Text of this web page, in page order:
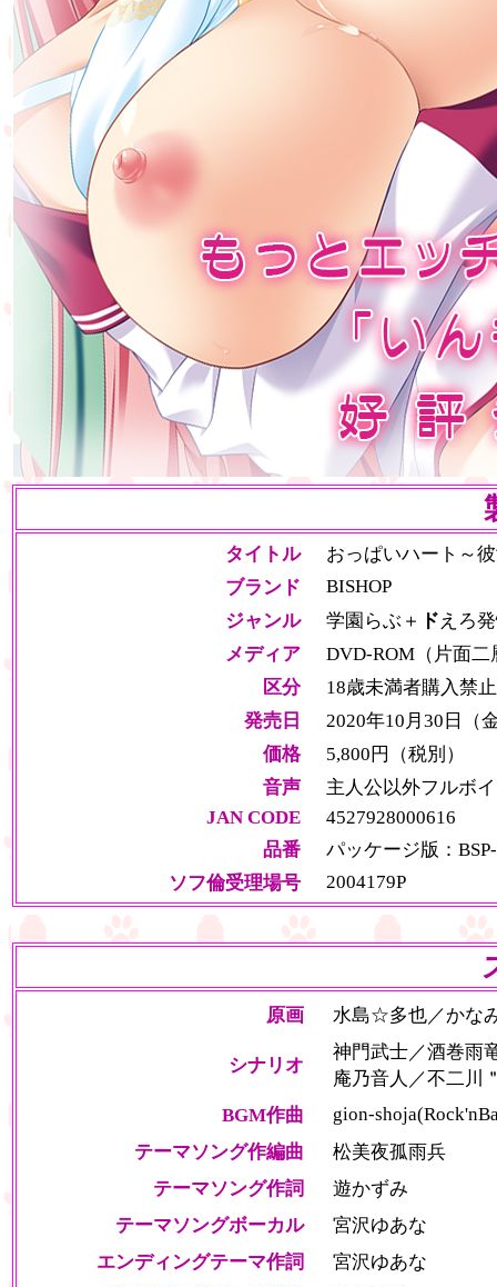
タイトル
おっぱいハート～
ブランド
BISHOP
ジャンル
学園らぶ＋ ド えろ
メディア
DVD-ROM（片面二
区分
18歳未満者購入禁
発売日
2020年10月30日（
価格
5,800円（税別）
音声
主人公以外フルボ
JAN CODE
4527928000616
品番
パッケージ版：
ソフ倫受理場号
2004179P
原画 水島☆多也／かな
シナリオ
神門武士／酒巻雨
庵乃音人／不二川
BGM作曲
gion-
テーマソング作編曲
松美夜孤雨兵
テーマソング作詞
遊かずみ
テーマソングボーカル
宮沢ゆあな
エンディングテーマ作詞
宮沢ゆあな